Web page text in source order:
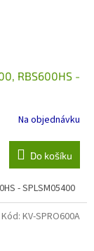
RBS600HS -
Na objednávku
Do košíku
- SPLSM05400
Kód: KV-SPRO600A